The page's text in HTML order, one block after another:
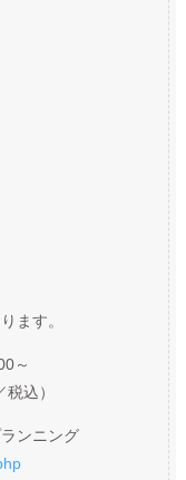
ます。
～
込）
ンニング